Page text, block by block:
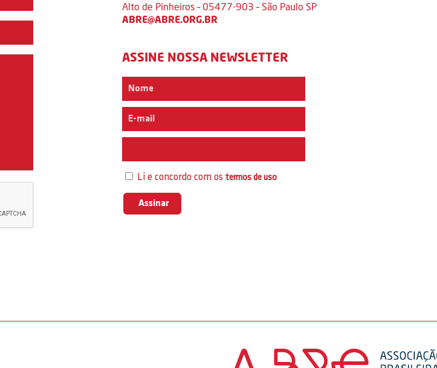
Alto de Pinheiros – 05477-903 – São Paulo SP
ABRE@ABRE.ORG.BR
ASSINE NOSSA NEWSLETTER
Li e concordo com ostermos de uso